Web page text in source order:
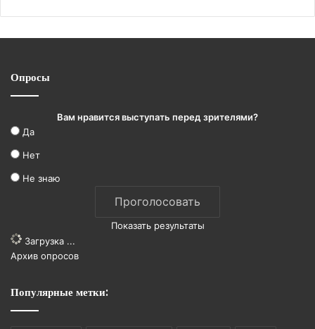
Опросы
Вам нравится выступать перед зрителями?
Да
Нет
Не знаю
Показать результаты
Загрузка ...
Архив опросов
Популярные метки: